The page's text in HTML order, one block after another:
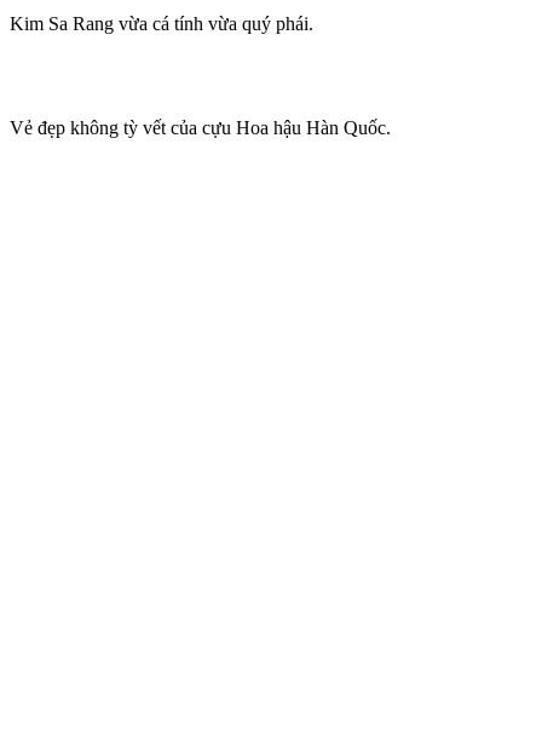
Kim Sa Rang vừa cá tính vừa quý phái.
Vẻ đẹp không tỳ vết của cựu Hoa hậu Hàn Quốc.